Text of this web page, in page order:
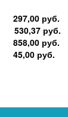
297,00 руб.
530,37 руб.
858,00 руб.
45,00 руб.